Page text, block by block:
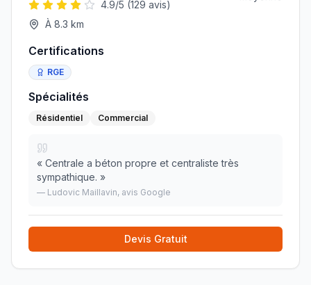
4.9/5 (129 avis)
À 8.3 km
Certifications
RGE
Spécialités
Résidentiel Commercial
« Centrale a béton propre et centraliste très
sympathique. »
— Ludovic Maillavin, avis Google
Devis Gratuit